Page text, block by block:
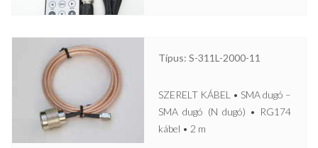
Típus: S-311L-2000-11
SZERELT KÁBEL • SMA dugó –
SMA dugó (N dugó) • RG174
kábel • 2 m